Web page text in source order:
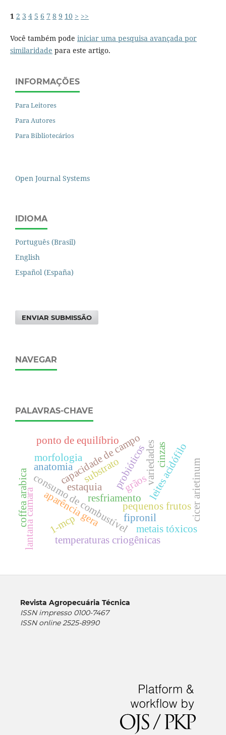
1 2 3 4 5 6 7 8 9 10 > >>
Você também pode iniciar uma pesquisa avançada por
similaridade para este artigo.
INFORMAÇÕES
Para Leitores
Para Autores
Para Bibliotecários
Open Journal Systems
IDIOMA
Português (Brasil)
English
Español (España)
ENVIAR SUBMISSÃO
NAVEGAR
PALAVRAS-CHAVE
pequenos frutos
grãos
estaquia
consumo de combustível
capacidade de campo
temperaturas criogênicas
resfriamento
substrato leites acidófilo
probióticos
lantana camara cicer arietinum
anatomia
aparência gera
coffea arabica
ponto de equilíbrio
1-mcp
morfologia variedades
fipronil
cinzas
metais tóxicos
Revista Agropecuária Técnica
ISSN impresso 0100-7467
ISSN online 2525-8990